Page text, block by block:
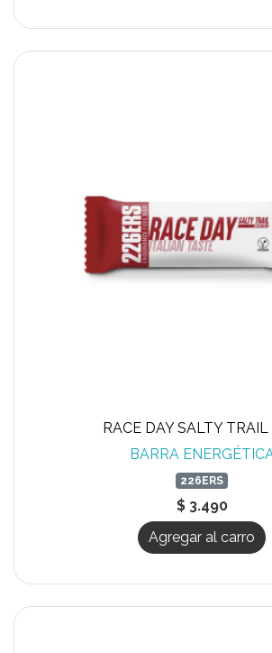
RACE DAY SALTY
BARRA
226ERS
$ 3.490
Agregar al carro